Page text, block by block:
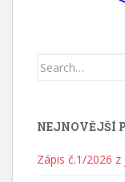
Search for:
NEJNOVĚJŠÍ
Zápis č.1/2026